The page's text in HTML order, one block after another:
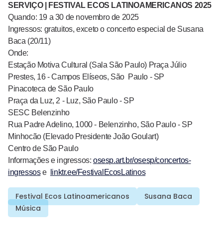
SERVIÇO | FESTIVAL ECOS LATINOAMERICANOS 2025
Quando: 19 a 30 de novembro de 2025
Ingressos: gratuitos, exceto o concerto especial de Susana
Baca (20/11)
Onde:
Estação Motiva Cultural (Sala São Paulo) Praça Júlio
Prestes, 16 - Campos Elíseos, São Paulo - SP
Pinacoteca de São Paulo
Praça da Luz, 2 - Luz, São Paulo - SP
SESC Belenzinho
Rua Padre Adelino, 1000 - Belenzinho, São Paulo - SP
Minhocão (Elevado Presidente João Goulart)
Centro de São Paulo
Informações e ingressos:osesp.art.br/osesp/concertos-
ingressose linktr.ee/FestivalEcosLatinos
Festival Ecos Latinoamericanos
Susana Baca
Música